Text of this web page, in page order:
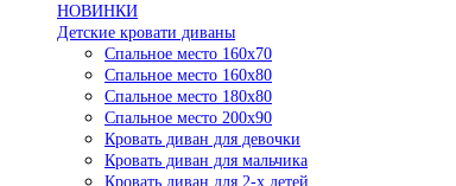
НОВИНКИ
Детские кровати диваны
Спальное место 160х70
Спальное место 160х80
Спальное место 180х80
Спальное место 200х90
Кровать диван для девочки
Кровать диван для мальчика
Кровать диван для 2-х детей